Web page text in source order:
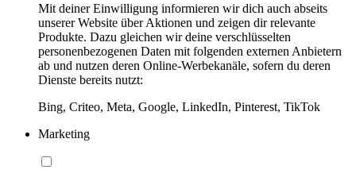
Mit deiner Einwilligung informieren wir dich auch abseits
unserer Website über Aktionen und zeigen dir relevante
Produkte. Dazu gleichen wir deine verschlüsselten
personenbezogenen Daten mit folgenden externen Anbietern
ab und nutzen deren Online-Werbekanäle, sofern du deren
Dienste bereits nutzt:
Bing, Criteo, Meta, Google, LinkedIn, Pinterest, TikTok
Marketing